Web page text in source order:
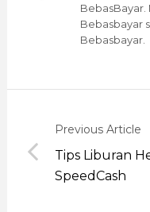
Bebasbayar
Bebasbayar.
Previous Article
Tips Liburan
SpeedCash